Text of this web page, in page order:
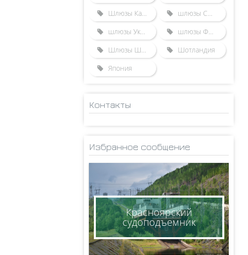
Шлюзы Казахстана
шлюзы США
шлюзы Украины
шлюзы Франции
Шлюзы Швейцарии
Шотландия
Япония
Контакты
КСЕНОФОНТОВ
ksen_nm@mail.ru
Избранное сообщение
Красноярский
судоподъемник